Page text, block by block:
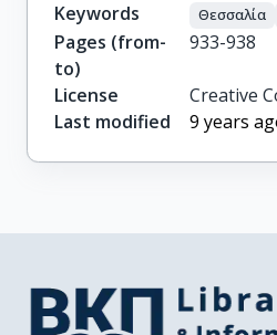
Keywords Θεσσαλία
Pages (from-
to)
933-938
License
Creative
Last modified
9 years